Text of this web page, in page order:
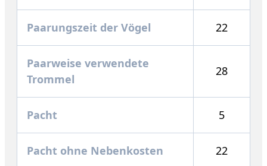
Paarungszeit der Vögel 22
Paarweise verwendete
Trommel
28
Pacht 5
Pacht ohne Nebenkosten 22